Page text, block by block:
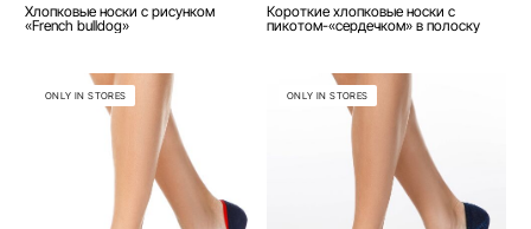
Хлопковые носки с рисунком
«French bulldog»
Короткие хлопковые носки с
пикотом-«сердечком» в полоску
ONLY IN STORES ONLY IN STORES